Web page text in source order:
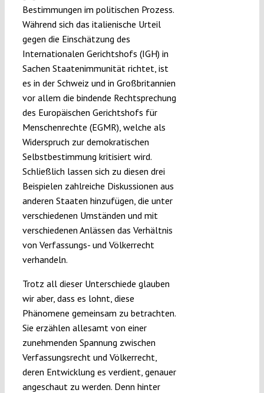
Bestimmungen im politischen Prozess.
Während sich das italienische Urteil
gegen die Einschätzung des
Internationalen Gerichtshofs (IGH) in
Sachen Staatenimmunität richtet, ist
es in der Schweiz und in Großbritannien
vor allem die bindende Rechtsprechung
des Europäischen Gerichtshofs für
Menschenrechte (EGMR), welche als
Widerspruch zur demokratischen
Selbstbestimmung kritisiert wird.
Schließlich lassen sich zu diesen drei
Beispielen zahlreiche Diskussionen aus
anderen Staaten hinzufügen, die unter
verschiedenen Umständen und mit
verschiedenen Anlässen das Verhältnis
von Verfassungs- und Völkerrecht
verhandeln.
Trotz all dieser Unterschiede glauben
wir aber, dass es lohnt, diese
Phänomene gemeinsam zu betrachten.
Sie erzählen allesamt von einer
zunehmenden Spannung zwischen
Verfassungsrecht und Völkerrecht,
deren Entwicklung es verdient, genauer
angeschaut zu werden. Denn hinter